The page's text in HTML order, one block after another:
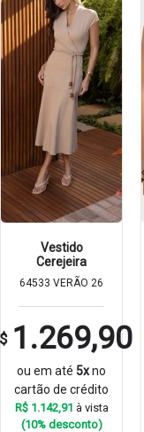
Vestido
Cerejeira
64533 VERÃO 26
1.269,90
ou em até5xno
cartão de crédito
R$ 1.142,91 à vista
(10% desconto)